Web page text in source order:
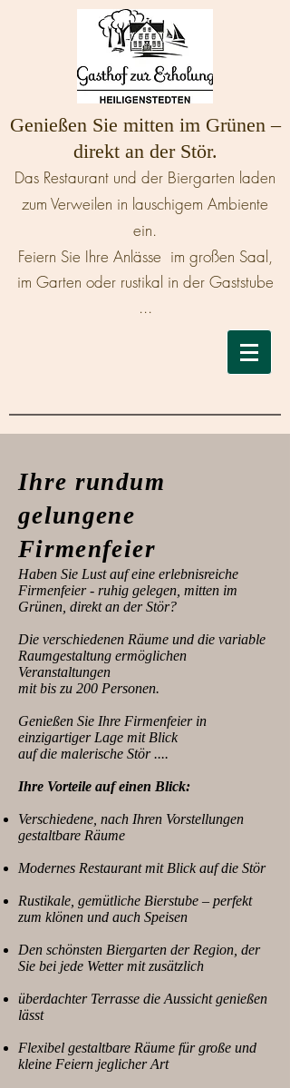
Genießen Sie mitten im Grünen –
direkt an der Stör.
Das Restaurant und der Biergarten laden
zum Verweilen in lauschigem Ambiente
ein.
Feiern Sie Ihre Anlässe im großen Saal,
im Garten oder rustikal in der Gaststube
...
Ihre rundum
gelungene
Firmenfeier
Haben Sie Lust auf eine erlebnisreiche
Firmenfeier - ruhig gelegen, mitten im
Grünen, direkt an der Stör?
Die verschiedenen Räume und die variable
Raumgestaltung ermöglichen
Veranstaltungen
mit bis zu 200 Personen.
Genießen Sie Ihre Firmenfeier in
einzigartiger Lage mit Blick
auf die malerische Stör ....
Ihre Vorteile auf einen Blick:
Verschiedene, nach Ihren Vorstellungen
gestaltbare Räume
Modernes Restaurant mit Blick auf die Stör
Rustikale, gemütliche Bierstube – perfekt
zum klönen und auch Speisen
Den schönsten Biergarten der Region, der
Sie bei jede Wetter mit zusätzlich
überdachter Terrasse die Aussicht genießen
lässt
Flexibel gestaltbare Räume für große und
kleine Feiern jeglicher Art